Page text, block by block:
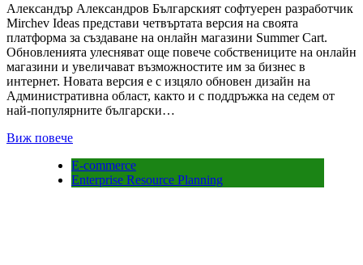
Александър Александров Българският софтуерен разработчик
Mirchev Ideas представи четвъртата версия на своята
платформа за създаване на онлайн магазини Summer Cart.
Обновленията улесняват още повече собствениците на онлайн
магазини и увеличават възможностите им за бизнес в
интернет. Новата версия е с изцяло обновен дизайн на
Административна област, както и с поддръжка на седем от
най-популярните български…
Виж повече
E-commerce
Enterprise Resource Planning